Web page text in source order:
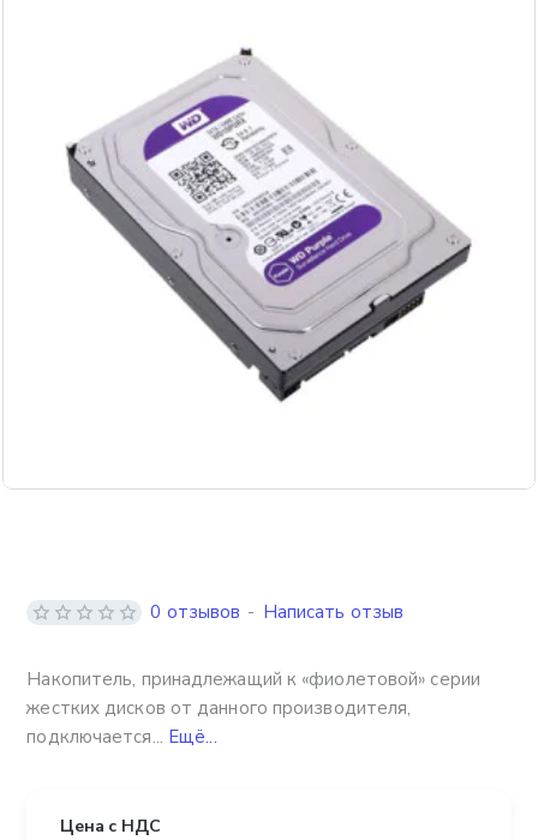
Накопитель, принадлежащий к «фиолетовой» серии
жестких дисков от данного производителя,
подключается... Ещё...
0 отзывов - Написать отзыв
Цена с НДС